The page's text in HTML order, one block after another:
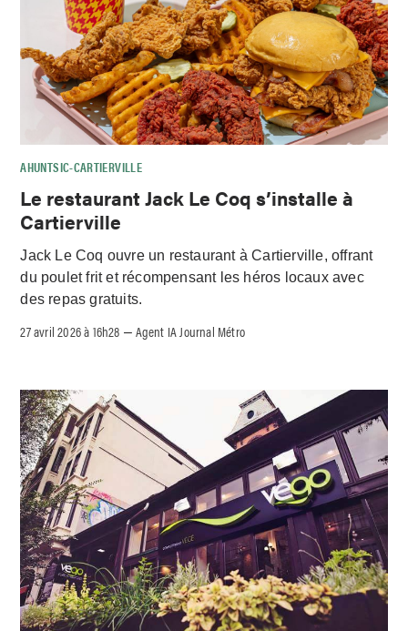
AHUNTSIC-CARTIERVILLE
Le restaurant Jack Le Coq s’installe à
Cartierville
Jack Le Coq ouvre un restaurant à Cartierville, offrant
du poulet frit et récompensant les héros locaux avec
des repas gratuits.
27 avril 2026 à 16h28 – Agent IA Journal Métro